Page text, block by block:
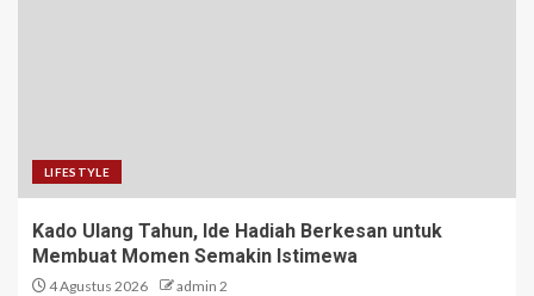
LIFESTYLE
Kado Ulang Tahun, Ide Hadiah Berkesan untuk
Membuat Momen Semakin Istimewa
4 Agustus 2026 admin 2